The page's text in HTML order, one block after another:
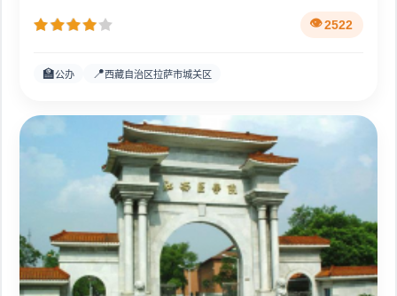
2522
🏫公办 📍西藏自治区拉萨市城关区